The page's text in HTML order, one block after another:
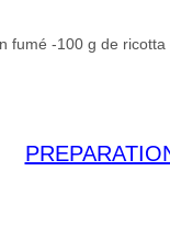
fumé -100 g de